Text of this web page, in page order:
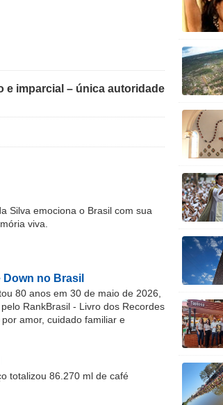
imparcial – única autoridade
Silva emociona o Brasil com sua
viva.
no Brasil
80 anos em 30 de maio de 2026,
RankBrasil - Livro dos Recordes
amor, cuidado familiar e
totalizou 86.270 ml de café